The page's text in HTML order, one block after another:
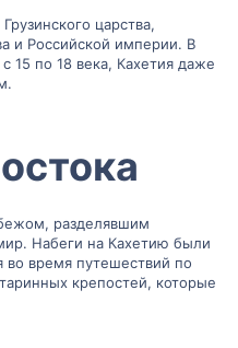
царства,
и Российской империи. В
15 по 18 века, Кахетия даже
разделявшим
Набеги на Кахетию были
время путешествий по
крепостей, которые